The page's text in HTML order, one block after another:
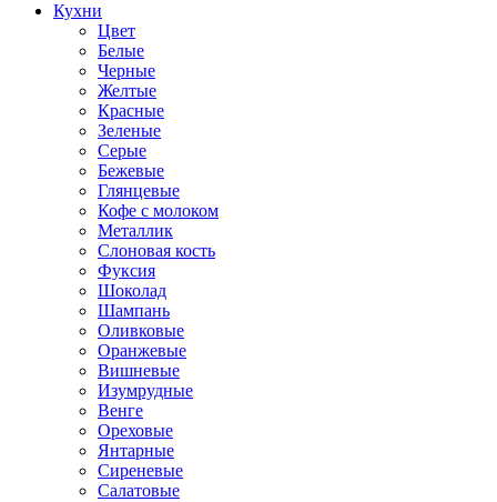
Кухни
Цвет
Белые
Черные
Желтые
Красные
Зеленые
Серые
Бежевые
Глянцевые
Кофе с молоком
Металлик
Слоновая кость
Фуксия
Шоколад
Шампань
Оливковые
Оранжевые
Вишневые
Изумрудные
Венге
Ореховые
Янтарные
Сиреневые
Салатовые